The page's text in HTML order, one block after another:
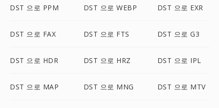
DST 으로 PPM DST 으로 WEBP DST 으로 EXR
DST 으로 FAX DST 으로 FTS DST 으로 G3
DST 으로 HDR DST 으로 HRZ DST 으로 IPL
DST 으로 MAP DST 으로 MNG DST 으로 MTV